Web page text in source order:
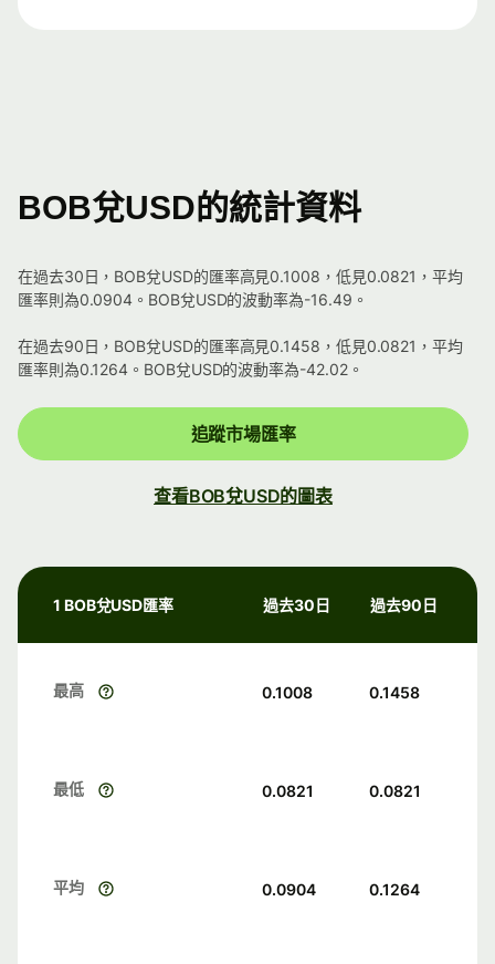
BOB兌USD的統計資料
在過去30日，BOB兌USD的匯率高見0.1008，低見0.0821，平均
匯率則為0.0904。BOB兌USD的波動率為-16.49。
在過去90日，BOB兌USD的匯率高見0.1458，低見0.0821，平均
匯率則為0.1264。BOB兌USD的波動率為-42.02。
追蹤市場匯率
查看BOB兌USD的圖表
1 BOB兌USD匯率 過去30日 過去90日
最高 0.1008 0.1458
最低 0.0821 0.0821
平均 0.0904 0.1264